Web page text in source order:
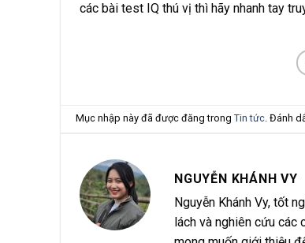
các bài test IQ thú vị thì hãy nhanh tay
Mục nhập này đã được đăng trongTin tức. Đánh
NGUYỄN KHÁNH VY
Nguyễn Khánh Vy, tốt
lách và nghiên cứu các